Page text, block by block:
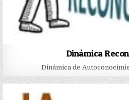
Dinámica
Dinámica de